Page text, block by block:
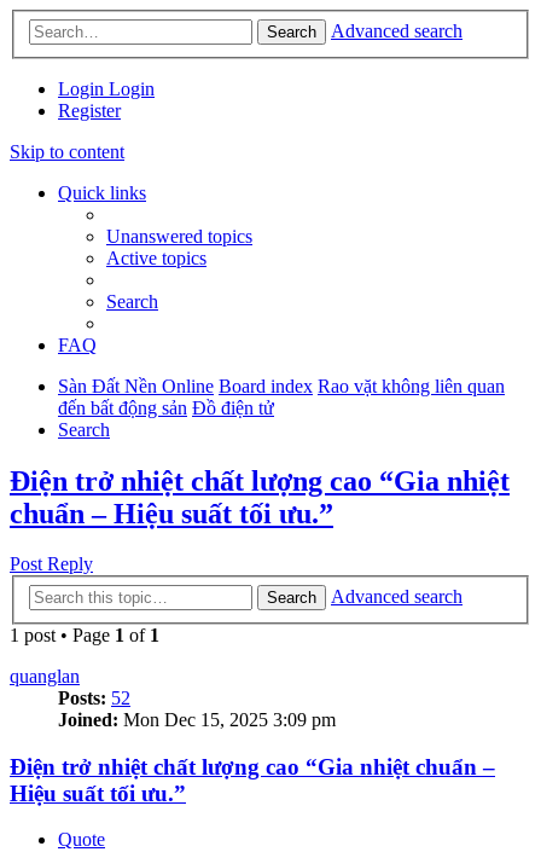
Search Advanced search
Login Login
Register
Skip to content
Quick links
Unanswered topics
Active topics
Search
FAQ
Sàn Đất Nền Online Board index Rao vặt không liên quan
đến bất động sản Đồ điện tử
Search
Điện trở nhiệt chất lượng cao “Gia nhiệt
chuẩn – Hiệu suất tối ưu.”
Post Reply
Search
Advanced search
1 post • Page 1 of 1
quanglan
Posts: 52
Joined: Mon Dec 15, 2025 3:09 pm
Điện trở nhiệt chất lượng cao “Gia nhiệt chuẩn –
Hiệu suất tối ưu.”
Quote